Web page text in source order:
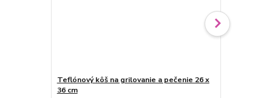
Teflónový kôš na grilovanie a pečenie 26 x
36 cm